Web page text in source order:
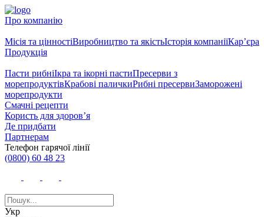
Про компанію
Місія та цінностіВиробництво та якістьІсторія компаніїКар’єра
Продукція
Пасти рибніІкра та ікорні пастиПресерви з
морепродуктівКрабові паличкиРибні пресервиЗаморожені
морепродукти
Смачні рецепти
Користь для здоров’я
Де придбати
Партнерам
Телефон гарячої лінії
(0800) 60 48 23
Укр